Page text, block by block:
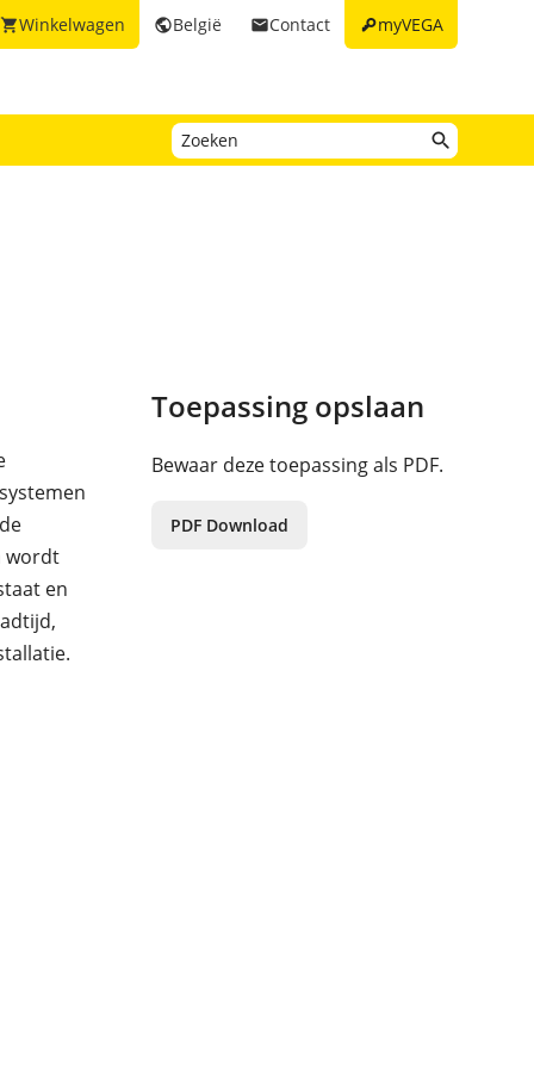
keymyVEGA
emailContact
publicBelgië
shopping_cartWinkelwagen
wordt
en
Toepassing opslaan
Bewaar deze toepassing als PDF.
PDF Download